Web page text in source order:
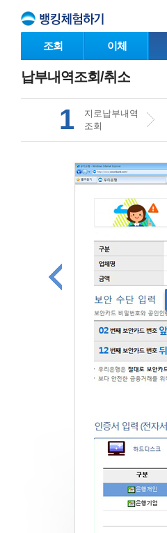
조회 이체
납부내역조회/취소
1
지로납부내역
조회